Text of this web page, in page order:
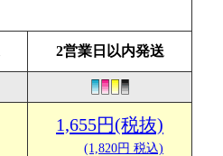
2営業日以内発送
1,655円(税抜)
(1,820円 税込)